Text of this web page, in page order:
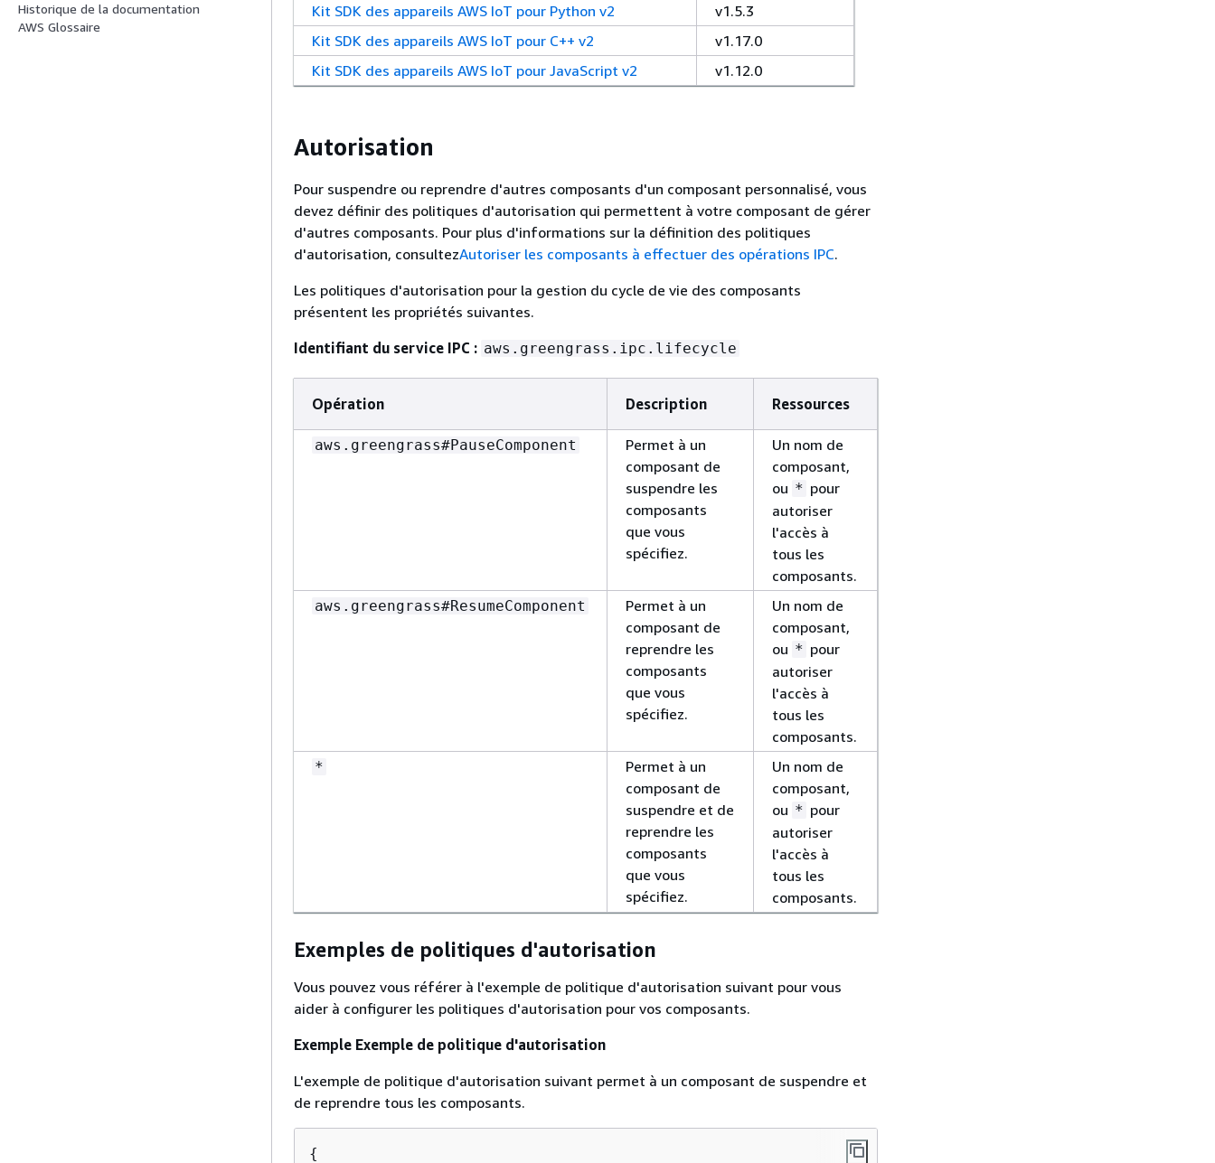
Historique de la documentation
AWS Glossaire
Kit SDK des appareils AWS IoT pour Python v2
v1.5.3
Kit SDK des appareils AWS IoT pour C++ v2
v1.17.0
Kit SDK des appareils AWS IoT pour JavaScript v2
v1.12.0
Autorisation
Pour suspendre ou reprendre d'autres composants d'un composant personnalisé, vous
devez définir des politiques d'autorisation qui permettent à votre composant de gérer
d'autres composants. Pour plus d'informations sur la définition des politiques
d'autorisation, consultezAutoriser les composants à effectuer des opérations IPC.
Les politiques d'autorisation pour la gestion du cycle de vie des composants
présentent les propriétés suivantes.
Identifiant du service IPC : aws.greengrass.ipc.lifecycle
Opération Description Ressources
aws.greengrass#PauseComponent
Permet à un
composant de
suspendre les
composants
que vous
spécifiez.
Un nom de
composant,
ou * pour
autoriser
l'accès à
tous les
composants.
aws.greengrass#ResumeComponent
Permet à un
composant de
reprendre les
composants
que vous
spécifiez.
Un nom de
composant,
ou * pour
autoriser
l'accès à
tous les
composants.
*
Permet à un
composant de
suspendre et de
reprendre les
composants
que vous
spécifiez.
Un nom de
composant,
ou * pour
autoriser
l'accès à
tous les
composants.
Exemples de politiques d'autorisation
Vous pouvez vous référer à l'exemple de politique d'autorisation suivant pour vous
aider à configurer les politiques d'autorisation pour vos composants.
Exemple Exemple de politique d'autorisation
L'exemple de politique d'autorisation suivant permet à un composant de suspendre et
de reprendre tous les composants.
{